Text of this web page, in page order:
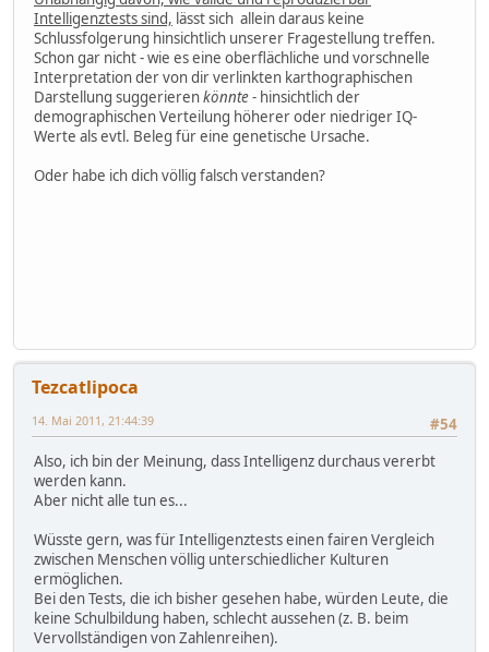
Intelligenztests sind, lässt sich allein daraus keine
Schlussfolgerung hinsichtlich unserer Fragestellung treffen.
Schon gar nicht - wie es eine oberflächliche und vorschnelle
Interpretation der von dir verlinkten karthographischen
Darstellung suggerierenkönnte- hinsichtlich der
demographischen Verteilung höherer oder niedriger IQ-
Werte als evtl. Beleg für eine genetische Ursache.
Oder habe ich dich völlig falsch verstanden?
Tezcatlipoca
#54
14. Mai 2011, 21:44:39
Also, ich bin der Meinung, dass Intelligenz durchaus vererbt
werden kann.
Aber nicht alle tun es...
Wüsste gern, was für Intelligenztests einen fairen Vergleich
zwischen Menschen völlig unterschiedlicher Kulturen
ermöglichen.
Bei den Tests, die ich bisher gesehen habe, würden Leute, die
keine Schulbildung haben, schlecht aussehen (z. B. beim
Vervollständigen von Zahlenreihen).